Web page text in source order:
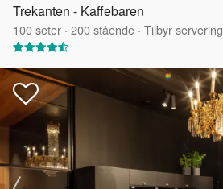
Trekanten - Kaffebaren
100seter · 200stående · Tilbyr servering